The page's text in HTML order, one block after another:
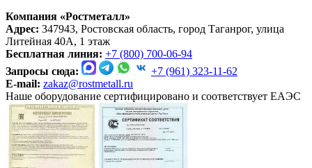
Компания «Ростметалл»
Адрес: 347943, Ростовская область, город Таганрог, улица
Литейная 40А, 1 этаж
Бесплатная линия: +7 (800) 700-06-94
Запросы сюда:
+7 (961) 323-11-62
E-mail: zakaz@rostmetall.ru
Наше оборудование сертифицировано и соответствует ЕАЭС